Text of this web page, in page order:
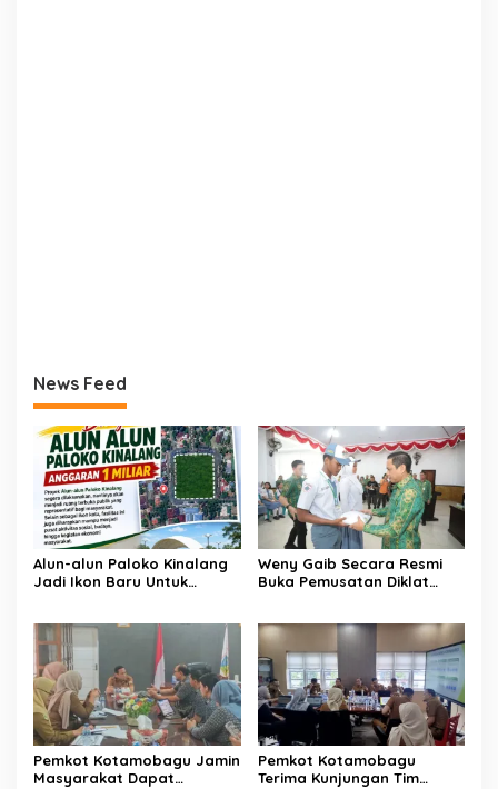
News Feed
Alun-alun Paloko Kinalang
Jadi Ikon Baru Untuk
Weny Gaib Secara Resmi
Buka Pemusatan Diklat
Pemkot Kotamobagu Jamin
Masyarakat Dapat
Pemkot Kotamobagu
Terima Kunjungan Tim